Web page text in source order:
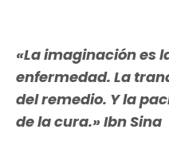
«La imaginación es
enfermedad. La
del remedio. Y la
de la cura.» Ibn Sina